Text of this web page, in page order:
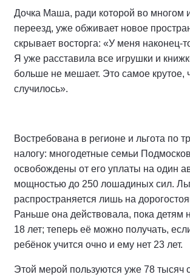
Дочка Маша, ради которой во многом
переезд, уже обживает новое
скрывает восторга: «У меня наконец-
Я уже расставила все игрушки и
больше не мешает. Это самое крутое,
случилось».
Востребована в регионе и льгота по
налогу: многодетные семьи
освобождены от его уплаты на один
мощностью до 250 лошадиных сил.
распространяется лишь на
Раньше она действовала, пока детям
18 лет; теперь её можно получать,
ребёнок учится очно и ему нет 23 лет.
Этой мерой пользуются уже 78 тысяч